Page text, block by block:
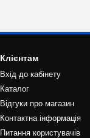
Клієнтам
Вхід до кабінету
Каталог
Відгуки про магазин
Контактна інформація
Питання користувачів